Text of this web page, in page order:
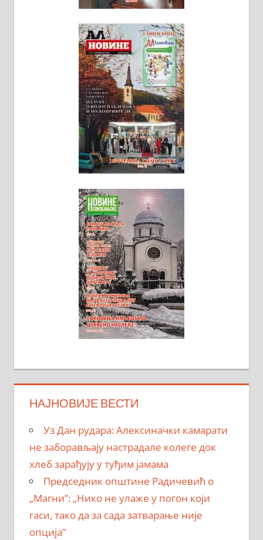
НАЈНОВИЈЕ ВЕСТИ
Уз Дан рудара: Алексиначки камарати
не заборављају настрадале колеге док
хлеб зарађују у туђим јамама
Председник општине Радичевић о
„Магни”: „Нико не улаже у погон који
гаси, тако да за сада затварање није
опција”